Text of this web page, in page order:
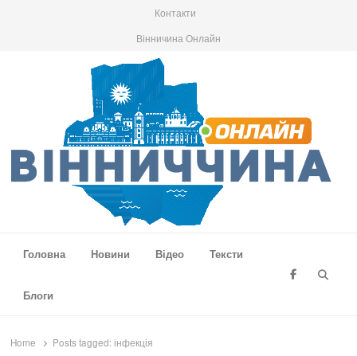
Контакти
Вінничина Онлайн
Головна
Новини Відео Тексти
Блоги
Home Posts tagged: інфекція